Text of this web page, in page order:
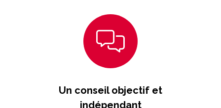
Un conseil objectif et
indépendant